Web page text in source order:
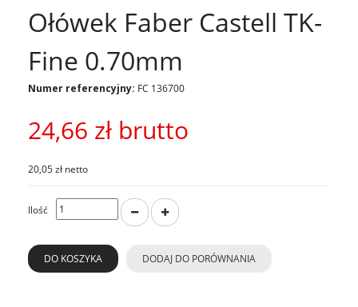
Ołówek Faber Castell TK-
Fine 0.70mm
Numer referencyjny: FC 136700
24,66 zł brutto
20,05 zł netto
Ilość
DO KOSZYKA DODAJ DO PORÓWNANIA